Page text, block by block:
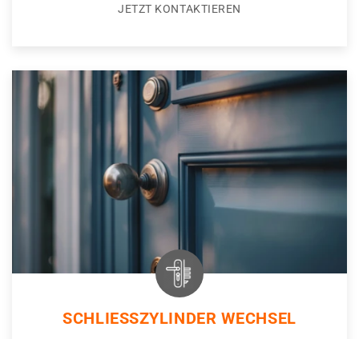
JETZT KONTAKTIEREN
SCHLIESSZYLINDER WECHSEL